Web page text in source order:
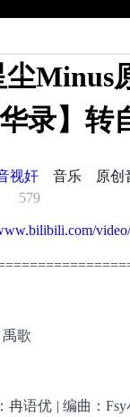
尘Minus
华录】转
视奸 音乐
原创
579
歌
冉语优 | 编曲：